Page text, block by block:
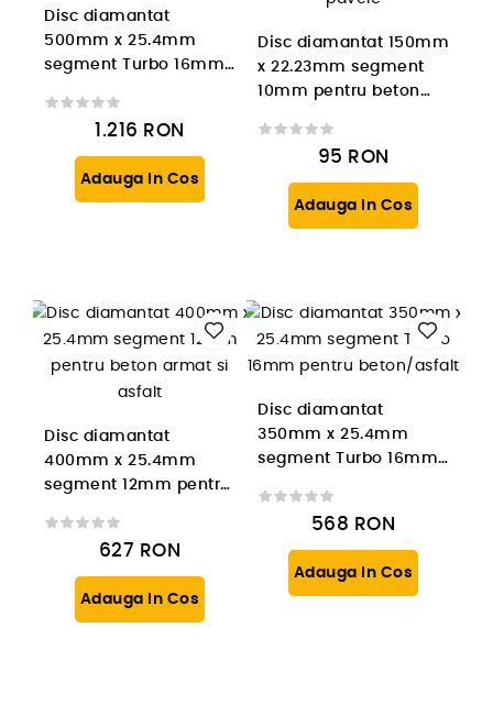
Disc diamantat
500mm x 25.4mm
segment Turbo 16mm
1.216 RON
Adauga In Cos
Disc diamantat 150mm
x 22.23mm segment
10mm pentru beton
95 RON
Adauga In Cos
Disc diamantat
400mm x 25.4mm
segment 12mm pentru
627 RON
Adauga In Cos
Disc diamantat
350mm x 25.4mm
segment Turbo 16mm
568 RON
Adauga In Cos